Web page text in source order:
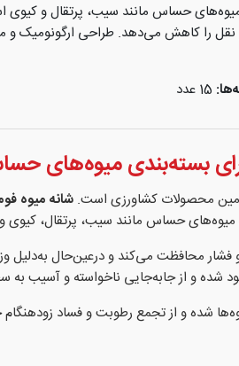
بسته‌بندی میوه‌های حساس مانند سیب،
را کاهش می‌دهد. طراحی ارگونومیک و
محصولات کشاورزی است. شانه میوه
میوه‌های حساس مانند سیب، پرتقال،
و فشار محافظت می‌کند و درعین‌حال
و از جابه‌جایی ناخواسته و آسیب به
شده و از تجمع رطوبت و فساد